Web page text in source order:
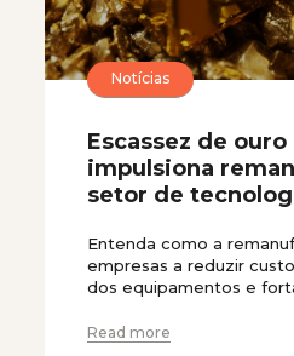
Notícias
Escassez de
impulsiona
setor de
Entenda como a
empresas a reduzir
dos equipamentos e
Read more